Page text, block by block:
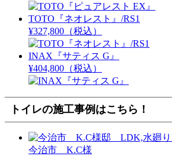
TOTO『ネオレスト』/RS1
¥327,800 （税込）
INAX『サティス G』
¥404,800 （税込）
トイレの施工事例はこちら！
今治市 K.C様